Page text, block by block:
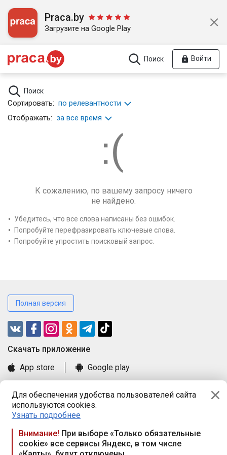
Для обеспечения удобства пользователей сайта
используются cookies.
Узнать подробнее
Внимание! При выборе «Только обязательные
cookie» все сервисы Яндекс, в том числе
Praca.by
Загрузите на Google Play
Поиск Войти
Поиск
Сортировать: по релевантности
Отображать: за все время
К сожалению, по вашему запросу ничего
не найдено.
Убедитесь, что все слова написаны без ошибок.
Попробуйте перефразировать ключевые слова.
Попробуйте упростить поисковый запрос.
Полная версия
Cкачать приложение
App store
Google play
Книга замечаний и предложений
Правила и документы
Praca.by © 2000—2026, ООО «ПРАЦА БАЙ»
Республика Беларусь, 220114, г. Минск, пр-т Независимости
117а, пом. № 9.